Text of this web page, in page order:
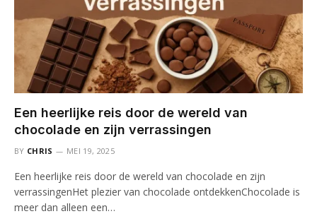
Een heerlijke reis door de wereld van
chocolade en zijn verrassingen
BY CHRIS MEI 19, 2025
Een heerlijke reis door de wereld van chocolade en zijn
verrassingenHet plezier van chocolade ontdekkenChocolade is
meer dan alleen een…